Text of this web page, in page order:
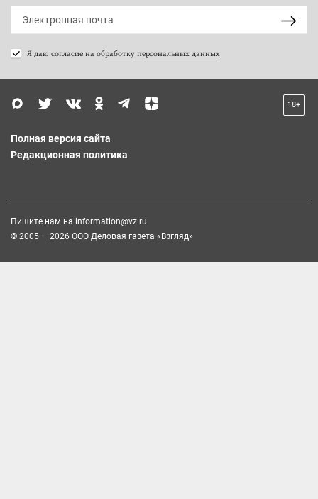
Я даю согласие на обработку персональных данных
18+
Полная версия сайта
Редакционная политика
Пишите нам на information@vz.ru
© 2005 — 2026 ООО Деловая газета «Взгляд»